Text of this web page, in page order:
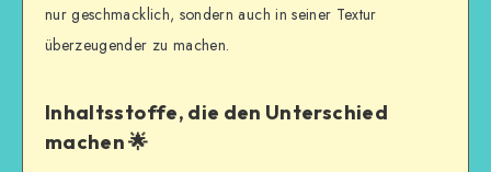
nur geschmacklich, sondern auch in seiner Textur
überzeugender zu machen.
Inhaltsstoffe, die den Unterschied
machen 🌟